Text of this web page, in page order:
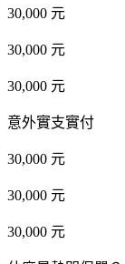
30,000 元
30,000 元
30,000 元
意外實支實付
30,000 元
30,000 元
30,000 元